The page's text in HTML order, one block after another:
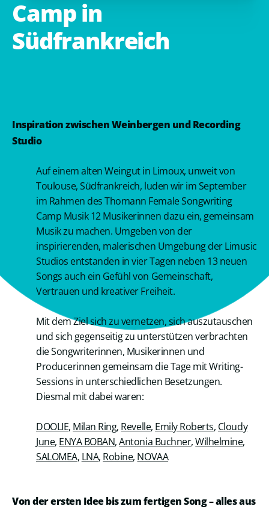
Camp in
Südfrankreich
Inspiration zwischen Weinbergen und Recording
Studio
Auf einem alten Weingut in Limoux, unweit von
Toulouse, Südfrankreich, luden wir im September
im Rahmen des Thomann Female Songwriting
Camp Musik 12 Musikerinnen dazu ein, gemeinsam
Musik zu machen. Umgeben von der
inspirierenden, malerischen Umgebung der Limusic
Studios entstanden in vier Tagen neben 13 neuen
Songs auch ein Gefühl von Gemeinschaft,
Vertrauen und kreativer Freiheit.
Mit dem Ziel sich zu vernetzen, sich auszutauschen
und sich gegenseitig zu unterstützen verbrachten
die Songwriterinnen, Musikerinnen und
Producerinnen gemeinsam die Tage mit Writing-
Sessions in unterschiedlichen Besetzungen.
Diesmal mit dabei waren:
DOOLIE, Milan Ring, Revelle, Emily Roberts, Cloudy
June, ENYA BOBAN,Antonia Buchner,Wilhelmine,
SALOMEA, LNA, Robine, NOVAA
Von der ersten Idee bis zum fertigen Song – alles aus